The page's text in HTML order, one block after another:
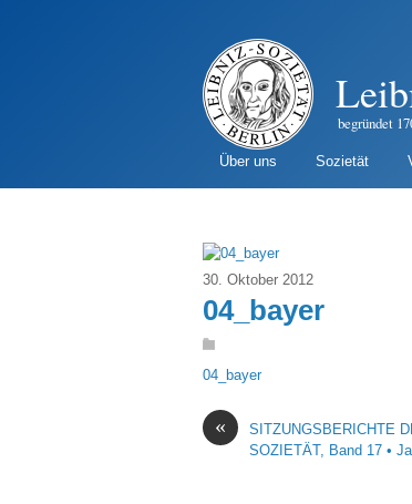
begründet
Über uns Sozietät
30. Oktober 2012
04_bayer
04_bayer
«
SITZUNGSBERICHTE
SOZIETÄT, Band 17 •